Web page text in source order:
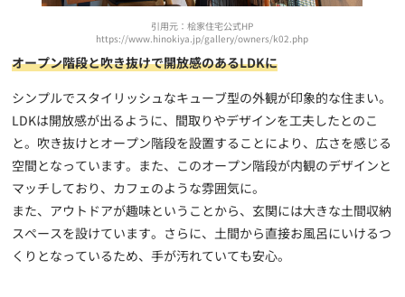
引用元：桧家住宅公式HP
https://www.hinokiya.jp/gallery/owners/k02.php
オープン階段と吹き抜けで開放感のあるLDKに
シンプルでスタイリッシュなキューブ型の外観が印象的な住まい。
LDKは開放感が出るように、間取りやデザインを工夫したとのこ
と。吹き抜けとオープン階段を設置することにより、広さを感じる
空間となっています。また、このオープン階段が内観のデザインと
マッチしており、カフェのような雰囲気に。
また、アウトドアが趣味ということから、玄関には大きな土間収納
スペースを設けています。さらに、土間から直接お風呂にいけるつ
くりとなっているため、手が汚れていても安心。